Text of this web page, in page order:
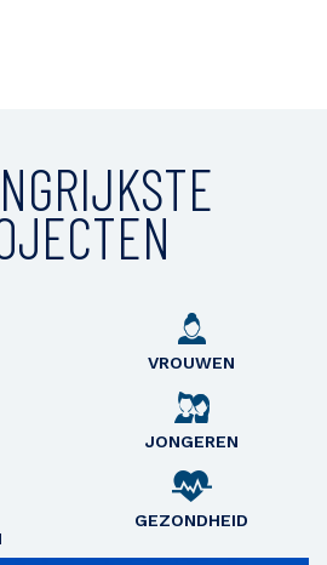
VROUWEN
JONGEREN
GEZONDHEID